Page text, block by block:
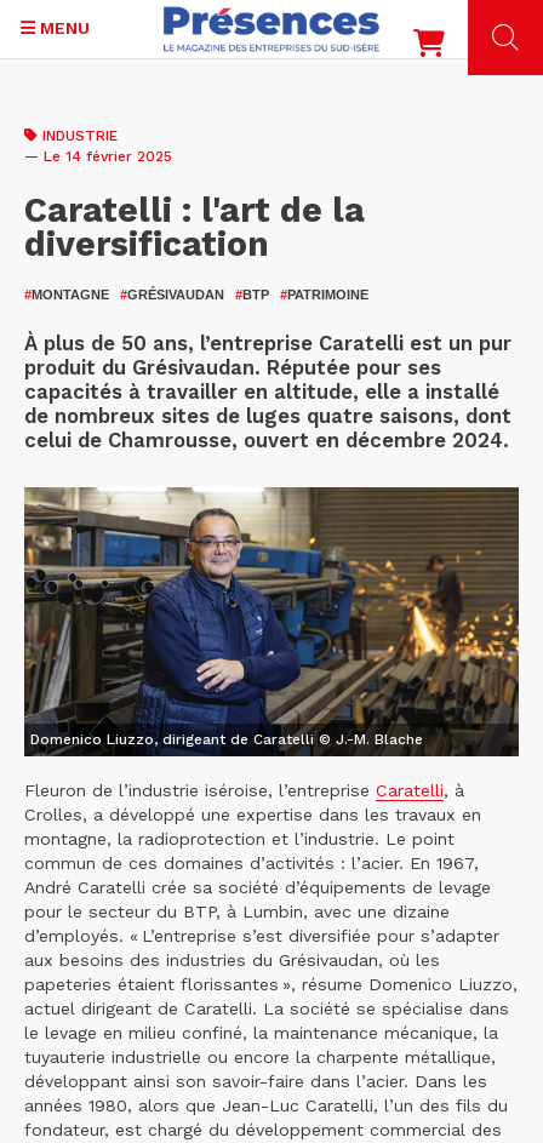
contenu
MENU
INDUSTRIE
— Le 14 février 2025
Caratelli : l'art de la
diversification
#MONTAGNE #GRÉSIVAUDAN #BTP #PATRIMOINE
À plus de 50 ans, l’entreprise Caratelli est un pur
produit du Grésivaudan. Réputée pour ses
capacités à travailler en altitude, elle a installé
de nombreux sites de luges quatre saisons, dont
celui de Chamrousse, ouvert en décembre 2024.
Domenico Liuzzo, dirigeant de Caratelli © J.-M. Blache
Fleuron de l’industrie iséroise, l’entreprise Caratelli, à
Crolles, a développé une expertise dans les travaux en
montagne, la radioprotection et l’industrie. Le point
commun de ces domaines d’activités : l’acier. En 1967,
André Caratelli crée sa société d’équipements de levage
pour le secteur du BTP, à Lumbin, avec une dizaine
d’employés. « L’entreprise s’est diversifiée pour s’adapter
aux besoins des industries du Grésivaudan, où les
papeteries étaient florissantes », résume Domenico Liuzzo,
actuel dirigeant de Caratelli. La société se spécialise dans
le levage en milieu confiné, la maintenance mécanique, la
tuyauterie industrielle ou encore la charpente métallique,
développant ainsi son savoir-faire dans l’acier. Dans les
années 1980, alors que Jean-Luc Caratelli, l’un des fils du
fondateur, est chargé du développement commercial des